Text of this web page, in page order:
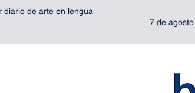
diario de arte en lengua
7 de